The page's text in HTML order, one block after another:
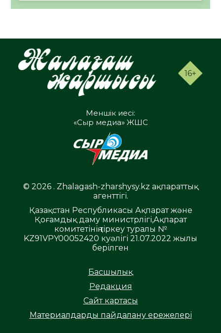
16+
Меншік иесі:
«Сыр медиа» ЖШС
© 2026 . Zhalagash-zharshysy.kz ақпараттық
агенттігі.
Қазақстан Республикасы Ақпарат және
Қоғамдық даму министрлігі,Ақпарат
комитетінің тіркеу туралы №
KZ91VPY00052420 куәлігі 21.07.2022 жылы
берілген
Басшылық
Редакция
Сайт картасы
Материалдарды пайдалану ережелері